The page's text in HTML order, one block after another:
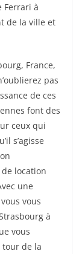
Ferrari à
de la ville et
France,
pas
de ces
font des
ceux qui
s’agisse
location
une
vous
à
vous
tour de la